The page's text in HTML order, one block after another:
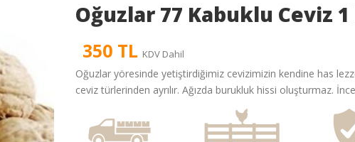
Oğuzlar 77 Kabuklu Ceviz
350 TL KDV Dahil
Oğuzlar yöresinde yetiştirdiğimiz cevizimizin kendine has
ceviz türlerinden ayrılır. Ağızda burukluk hissi oluşturmaz.